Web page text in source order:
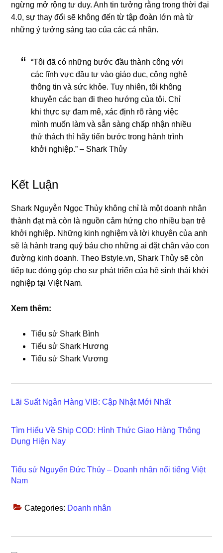
ngừng mở rộng tư duy. Anh tin tưởng rằng trong thời đại
4.0, sự thay đổi sẽ không đến từ tập đoàn lớn mà từ
những ý tưởng sáng tạo của các cá nhân.
“Tôi đã có những bước đầu thành công với
các lĩnh vực đầu tư vào giáo dục, công nghệ
thông tin và sức khỏe. Tuy nhiên, tôi không
khuyên các bạn đi theo hướng của tôi. Chỉ
khi thực sự đam mê, xác định rõ ràng việc
mình muốn làm và sẵn sàng chấp nhận nhiều
thử thách thì hãy tiến bước trong hành trình
khởi nghiệp.” – Shark Thủy
Kết Luận
Shark Nguyễn Ngọc Thủy không chỉ là một doanh nhân
thành đạt mà còn là nguồn cảm hứng cho nhiều bạn trẻ
khởi nghiệp. Những kinh nghiệm và lời khuyên của anh
sẽ là hành trang quý báu cho những ai đặt chân vào con
đường kinh doanh. Theo Bstyle.vn, Shark Thủy sẽ còn
tiếp tục đóng góp cho sự phát triển của hệ sinh thái khởi
nghiệp tại Việt Nam.
Xem thêm:
Tiểu sử Shark Bình
Tiểu sử Shark Hương
Tiểu sử Shark Vương
Lãi Suất Ngân Hàng VIB: Cập Nhật Mới Nhất
Tìm Hiểu Về Ship COD: Hình Thức Giao Hàng Thông
Dụng Hiện Nay
Tiểu sử Nguyển Đức Thủy – Doanh nhân nổi tiếng Việt
Nam
Categories: Doanh nhân